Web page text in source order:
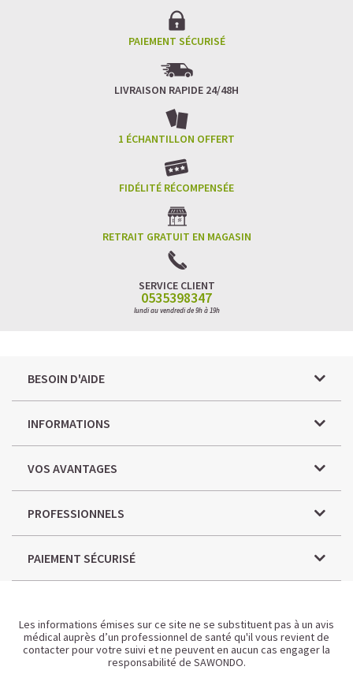
PAIEMENT SÉCURISÉ
LIVRAISON RAPIDE 24/48H
1 ÉCHANTILLON OFFERT
FIDÉLITÉ RÉCOMPENSÉE
RETRAIT GRATUIT EN MAGASIN
SERVICE CLIENT
0535398347
lundi au vendredi de 9h à 19h
BESOIN D'AIDE
INFORMATIONS
VOS AVANTAGES
PROFESSIONNELS
PAIEMENT SÉCURISÉ
Les informations émises sur ce site ne se substituent pas à un avis
médical auprès d’un professionnel de santé qu'il vous revient de
contacter pour votre suivi et ne peuvent en aucun cas engager la
responsabilité de SAWONDO.